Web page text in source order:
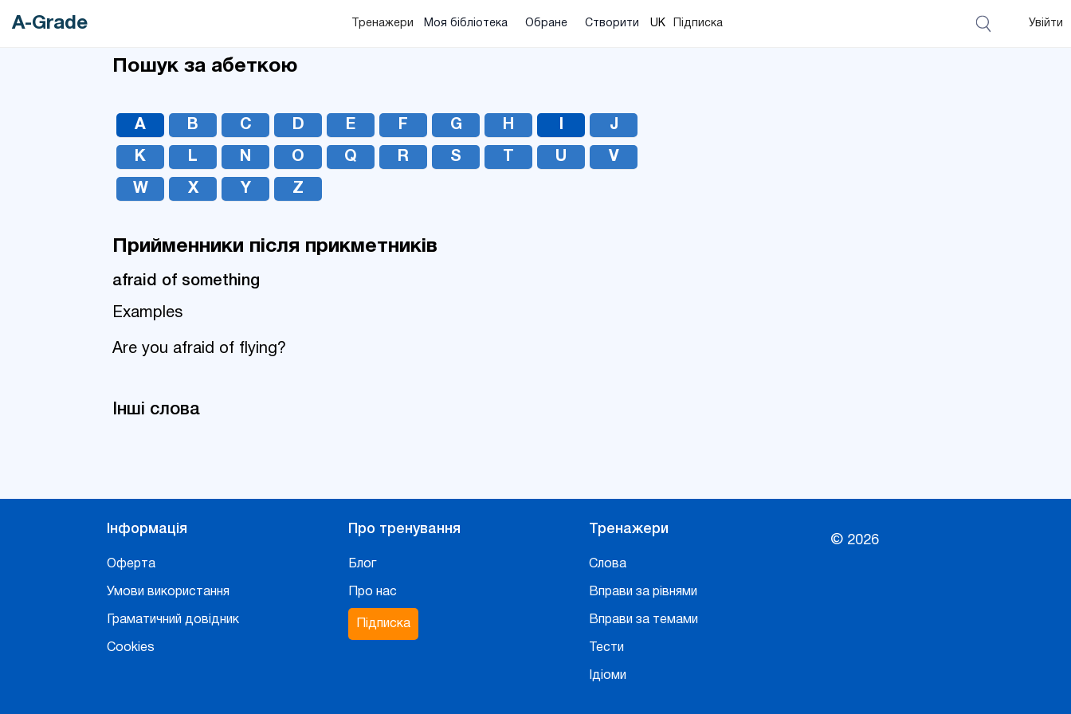
A-Grade Тренажери Моя бібліотека Обране Створити UK Підписка Увійти
Пошук за абеткою
A B C D E F G H J
K L N O Q R S U V
W X Y Z
Прийменники після прикметників
afraid of something
Examples
Are you afraid of flying?
Інші слова
Інформація
Оферта
Умови використання
Граматичний довідник
Cookies
Про тренування
Блог
Про нас
Підписка
Тренажери
Слова
Вправи за рівнями
Вправи за темами
Тести
Ідіоми
© 2026